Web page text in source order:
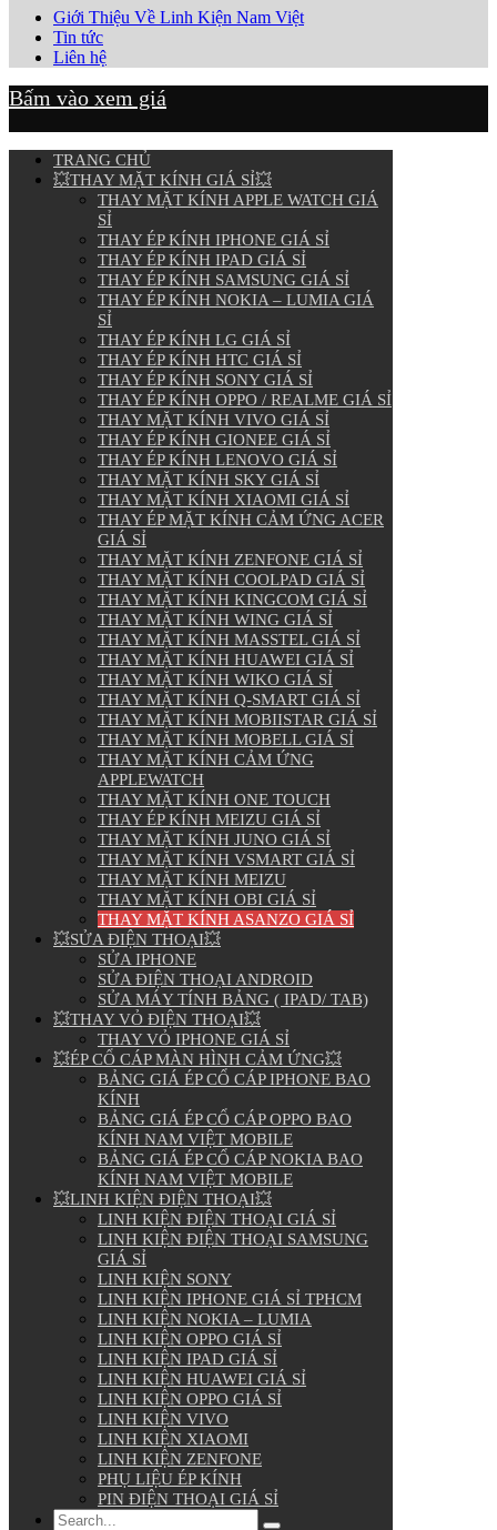
Giới Thiệu Về Linh Kiện Nam Việt
Tin tức
Liên hệ
Bấm vào xem giá
TRANG CHỦ
💥THAY MẶT KÍNH GIÁ SỈ💥
THAY MẶT KÍNH APPLE WATCH GIÁ
SỈ
THAY ÉP KÍNH IPHONE GIÁ SỈ
THAY ÉP KÍNH IPAD GIÁ SỈ
THAY ÉP KÍNH SAMSUNG GIÁ SỈ
THAY ÉP KÍNH NOKIA – LUMIA GIÁ
SỈ
THAY ÉP KÍNH LG GIÁ SỈ
THAY ÉP KÍNH HTC GIÁ SỈ
THAY ÉP KÍNH SONY GIÁ SỈ
THAY ÉP KÍNH OPPO / REALME GIÁ SỈ
THAY MẶT KÍNH VIVO GIÁ SỈ
THAY ÉP KÍNH GIONEE GIÁ SỈ
THAY ÉP KÍNH LENOVO GIÁ SỈ
THAY MẶT KÍNH SKY GIÁ SỈ
THAY MẶT KÍNH XIAOMI GIÁ SỈ
THAY ÉP MẶT KÍNH CẢM ỨNG ACER
GIÁ SỈ
THAY MẶT KÍNH ZENFONE GIÁ SỈ
THAY MẶT KÍNH COOLPAD GIÁ SỈ
THAY MẶT KÍNH KINGCOM GIÁ SỈ
THAY MẶT KÍNH WING GIÁ SỈ
THAY MẶT KÍNH MASSTEL GIÁ SỈ
THAY MẶT KÍNH HUAWEI GIÁ SỈ
THAY MẶT KÍNH WIKO GIÁ SỈ
THAY MẶT KÍNH Q-SMART GIÁ SỈ
THAY MẶT KÍNH MOBIISTAR GIÁ SỈ
THAY MẶT KÍNH MOBELL GIÁ SỈ
THAY MẶT KÍNH CẢM ỨNG
APPLEWATCH
THAY MẶT KÍNH ONE TOUCH
THAY ÉP KÍNH MEIZU GIÁ SỈ
THAY MẶT KÍNH JUNO GIÁ SỈ
THAY MẶT KÍNH VSMART GIÁ SỈ
THAY MẶT KÍNH MEIZU
THAY MẶT KÍNH OBI GIÁ SỈ
THAY MẶT KÍNH ASANZO GIÁ SỈ
💥SỬA ĐIỆN THOẠI💥
SỬA IPHONE
SỬA ĐIỆN THOẠI ANDROID
SỬA MÁY TÍNH BẢNG ( IPAD/ TAB)
💥THAY VỎ ĐIỆN THOẠI💥
THAY VỎ IPHONE GIÁ SỈ
💥ÉP CỔ CÁP MÀN HÌNH CẢM ỨNG💥
BẢNG GIÁ ÉP CỔ CÁP IPHONE BAO
KÍNH
BẢNG GIÁ ÉP CỔ CÁP OPPO BAO
KÍNH NAM VIỆT MOBILE
BẢNG GIÁ ÉP CỔ CÁP NOKIA BAO
KÍNH NAM VIỆT MOBILE
💥LINH KIỆN ĐIỆN THOẠI💥
LINH KIỆN ĐIỆN THOẠI GIÁ SỈ
LINH KIỆN ĐIỆN THOẠI SAMSUNG
GIÁ SỈ
LINH KIỆN SONY
LINH KIỆN IPHONE GIÁ SỈ TPHCM
LINH KIỆN NOKIA – LUMIA
LINH KIỆN OPPO GIÁ SỈ
LINH KIỆN IPAD GIÁ SỈ
LINH KIỆN HUAWEI GIÁ SỈ
LINH KIỆN OPPO GIÁ SỈ
LINH KIỆN VIVO
LINH KIỆN XIAOMI
LINH KIỆN ZENFONE
PHỤ LIỆU ÉP KÍNH
PIN ĐIỆN THOẠI GIÁ SỈ